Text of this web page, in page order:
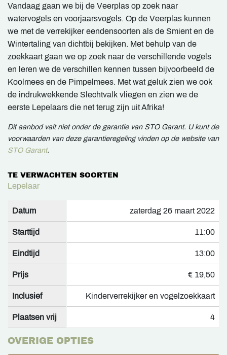
Vandaag gaan we bij de Veerplas op zoek naar
watervogels en voorjaarsvogels. Op de Veerplas kunnen
we met de verrekijker eendensoorten als de Smient en de
Wintertaling van dichtbij bekijken. Met behulp van de
zoekkaart gaan we op zoek naar de verschillende vogels
en leren we de verschillen kennen tussen bijvoorbeeld de
Koolmees en de Pimpelmees. Met wat geluk zien we ook
de indrukwekkende Slechtvalk vliegen en zien we de
eerste Lepelaars die net terug zijn uit Afrika!
Dit aanbod valt niet onder de garantie van STO Garant. U kunt de
voorwaarden van deze garantieregeling vinden op de website van
STO Garant.
TE VERWACHTEN SOORTEN
Lepelaar
Datum zaterdag 26 maart 2022
Starttijd 11:00
Eindtijd 13:00
Prijs € 19,50
Inclusief Kinderverrekijker en vogelzoekkaart
Plaatsen vrij 4
OVERIGE OPTIES